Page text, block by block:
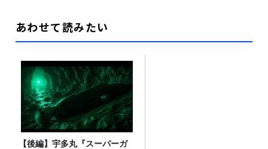
あわせて読みたい
【後編】宇多丸『スーパーガ